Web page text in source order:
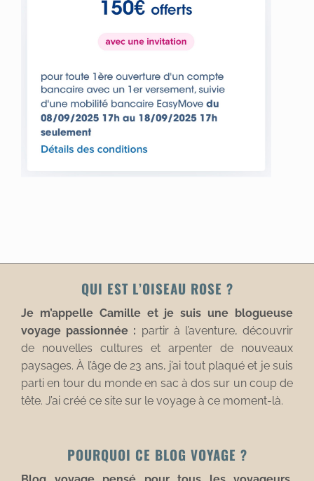
QUI EST L’OISEAU ROSE ?
Je m’appelle Camille et je suis une blogueuse
voyage passionnée : partir à l’aventure, découvrir
de nouvelles cultures et arpenter de nouveaux
paysages. À l’âge de 23 ans, j’ai tout plaqué et je suis
parti en tour du monde en sac à dos sur un coup de
tête. J’ai créé ce site sur le voyage à ce moment-là.
POURQUOI CE BLOG VOYAGE ?